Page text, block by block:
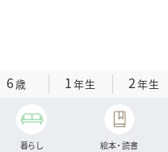
6歳 1年生 2年生
暮らし 絵本・読書